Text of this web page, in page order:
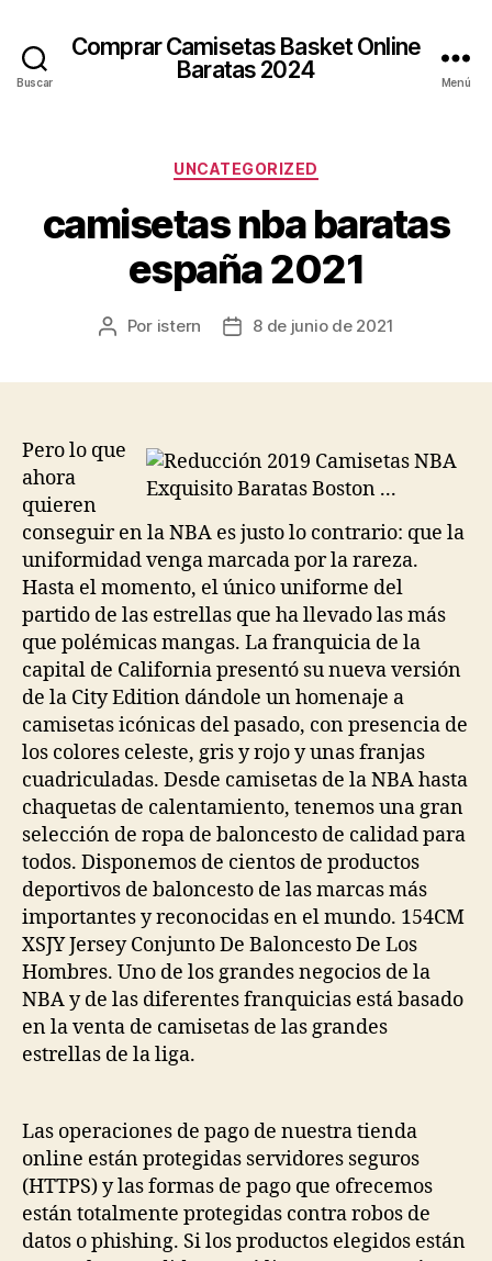
Buscar
Comprar Camisetas Basket Online
Baratas 2024
Menú
Categorías
UNCATEGORIZED
camisetas nba baratas
españa 2021
Autor
Por istern
Fecha8 de junio de 2021
Pero lo que
ahora
quieren
conseguir en la NBA es justo lo contrario: que la
uniformidad venga marcada por la rareza.
Hasta el momento, el único uniforme del
partido de las estrellas que ha llevado las más
que polémicas mangas. La franquicia de la
capital de California presentó su nueva versión
de la City Edition dándole un homenaje a
camisetas icónicas del pasado, con presencia de
los colores celeste, gris y rojo y unas franjas
cuadriculadas. Desde camisetas de la NBA hasta
chaquetas de calentamiento, tenemos una gran
selección de ropa de baloncesto de calidad para
todos. Disponemos de cientos de productos
deportivos de baloncesto de las marcas más
importantes y reconocidas en el mundo. 154CM
XSJY Jersey Conjunto De Baloncesto De Los
Hombres. Uno de los grandes negocios de la
NBA y de las diferentes franquicias está basado
en la venta de camisetas de las grandes
estrellas de la liga.
Las operaciones de pago de nuestra tienda
online están protegidas servidores seguros
(HTTPS) y las formas de pago que ofrecemos
están totalmente protegidas contra robos de
datos o phishing. Si los productos elegidos están